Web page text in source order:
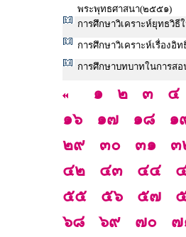
พระพุทธศาสนา(๒๕๕๑)
การศึกษาวิเคราะห์ยุทธวิ
การศึกษาวิเคราะห์เรื่อง
การศึกษาบทบาทในการส
๑ ๒ ๓
๔
๑๖
๑๗ ๑๘
๑
๒๙
๓๐ ๓๑
๓
๔๒
๔๓ ๔๔
๕๕
๕๖ ๕๗
๖๘
๖๙ ๗๐
๗